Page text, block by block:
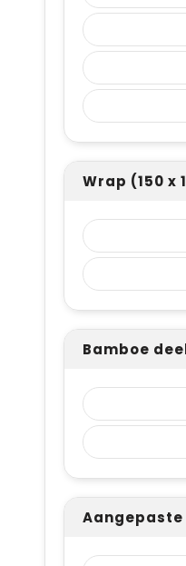
Wrap (150 x
Bamboe
Aangepaste